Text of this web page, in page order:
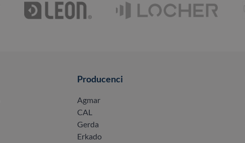
Producenci
Agmar
CAL
Gerda
Erkado